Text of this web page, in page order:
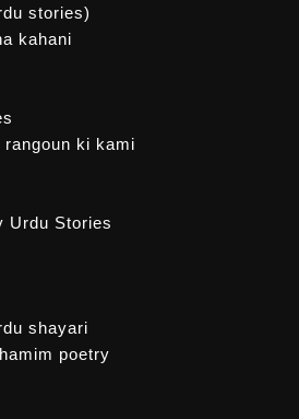
stories)
kahani
ki kami
Urdu Stories
shayari
poetry